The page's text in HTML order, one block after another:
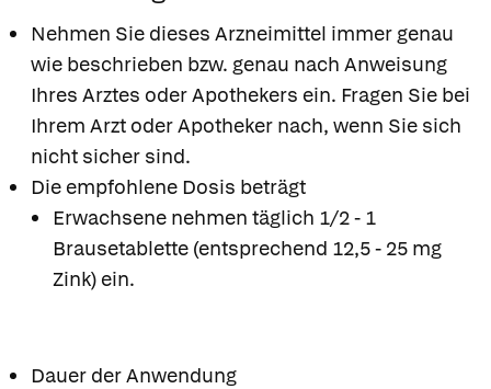
Nehmen Sie dieses Arzneimittel immer genau
wie beschrieben bzw. genau nach Anweisung
Ihres Arztes oder Apothekers ein. Fragen Sie bei
Ihrem Arzt oder Apotheker nach, wenn Sie sich
nicht sicher sind.
Die empfohlene Dosis beträgt
Erwachsene nehmen täglich 1/2 - 1
Brausetablette (entsprechend 12,5 - 25 mg
Zink) ein.
Dauer der Anwendung